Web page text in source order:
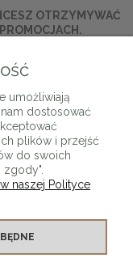
OTRZYMYWAĆ
umożliwiają
dostosować
plików i przejść
do swoich
naszej Polityce